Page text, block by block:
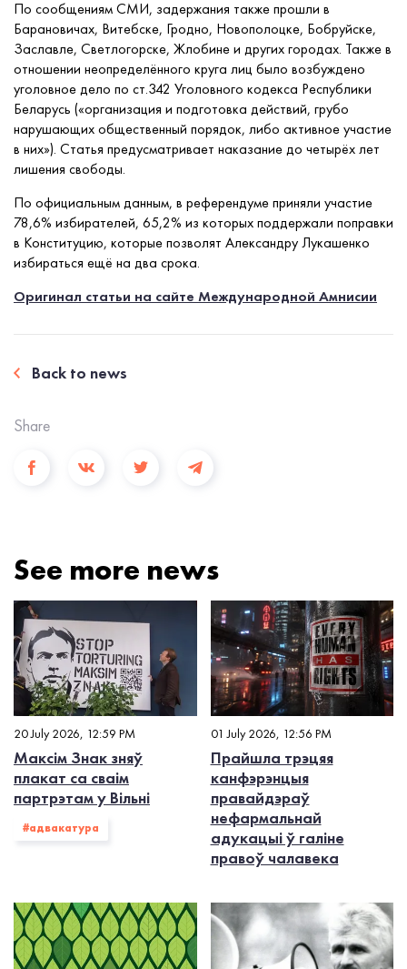
По сообщениям СМИ, задержания также прошли в
Барановичах, Витебске, Гродно, Новополоцке, Бобруйске,
Заславле, Светлогорске, Жлобине и других городах. Также в
отношении неопределённого круга лиц было возбуждено
уголовное дело по ст.342 Уголовного кодекса Республики
Беларусь («организация и подготовка действий, грубо
нарушающих общественный порядок, либо активное участие
в них»). Статья предусматривает наказание до четырёх лет
лишения свободы.
По официальным данным, в референдуме приняли участие
78,6% избирателей, 65,2% из которых поддержали поправки
в Конституцию, которые позволят Александру Лукашенко
избираться ещё на два срока.
Оригинал статьи на сайте Международной Амнисии
Back to news
Share
See more news
20 July 2026, 12:59 PM
Максім Знак зняў
плакат са сваім
партрэтам у Вільні
#адвакатура
01 July 2026, 12:56 PM
Прайшла трэцяя
канфэрэнцыя
правайдэраў
нефармальнай
адукацыі ў галіне
правоў чалавека